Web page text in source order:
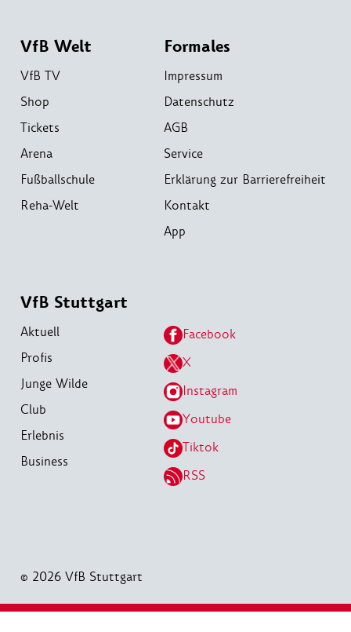
VfB Welt
VfB TV
Shop
Tickets
Arena
Fußballschule
Reha-Welt
Formales
Impressum
Datenschutz
AGB
Service
Erklärung zur Barrierefreiheit
Kontakt
App
VfB Stuttgart
Aktuell
Profis
Junge Wilde
Club
Erlebnis
Business
Facebook
X
Instagram
Youtube
Tiktok
RSS
© 2026 VfB Stuttgart